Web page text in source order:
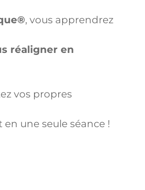
, vous apprendrez
réaligner en
vos propres
une seule séance !